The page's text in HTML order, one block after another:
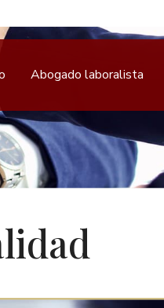
Abogado laboralista